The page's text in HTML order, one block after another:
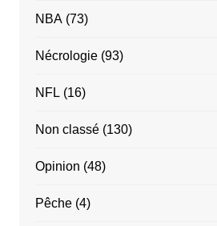
NBA(73)
Nécrologie(93)
NFL (16)
Non classé(130)
Opinion (48)
Pêche(4)